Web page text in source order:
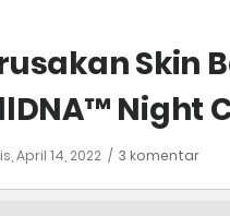
Skin
Night
April 14, 2022 3 komentar